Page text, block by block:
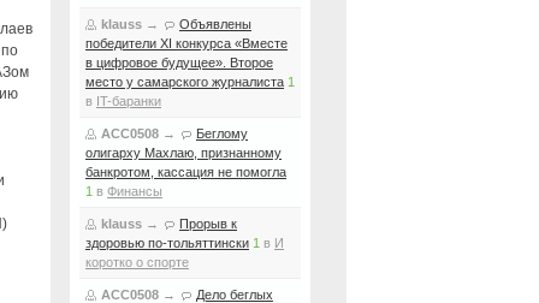
klauss →
Объявлены
победители XI конкурса «Вместе
в цифровое будущее». Второе
место у самарского журналиста 1
в IT-баранки
ACC0508 →
Беглому
олигарху Махлаю, признанному
банкротом, кассация не помогла
1 в Финансы
klauss →
Прорыв к
здоровью по-тольяттински 1 в И
коротко о спорте
ACC0508 →
Дело беглых